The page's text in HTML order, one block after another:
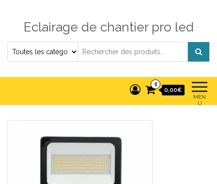
Eclairage de chantier pro led
MEN
U
0
0,00€